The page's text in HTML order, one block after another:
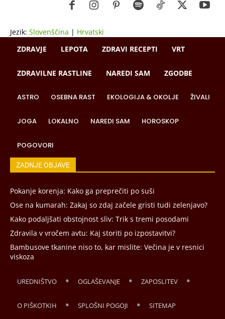
Jezik: Slovenščina | Hrvatski
ZDRAVJE
LEPOTA ZDRAVI RECEPTI VRT
ZDRAVILNE RASTLINE NAREDI SAM ZGODBE
ASTRO OSEBNA RAST EKOLOGIJA & OKOLJE ŽIVALI
JOGA LOKALNO NAREDI SAM HOROSKOP
POGOVORI
ZADNJE OBJAVE
Pokanje korenja: Kako ga preprečiti po suši
Ose na kumarah: Zakaj so zdaj začele gristi tudi zelenjavo?
Kako podaljšati obstojnost sliv: Trik s tremi posodami
Zdravila v vročem avtu: Kaj storiti po izpostavitvi?
Bambusove tkanine niso to, kar mislite: Večina je v resnici
viskoza
UREDNIŠTVO OGLAŠEVANJE ZAPOSLITEV
O PIŠKOTKIH SPLOŠNI POGOJI SITEMAP